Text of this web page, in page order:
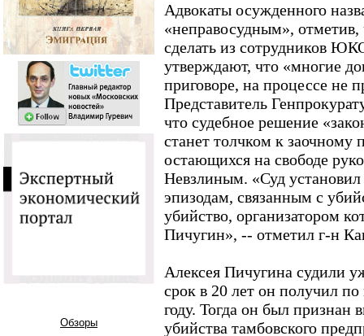
Обзоры
Адвокаты осужденного
«неправосудным», отметив,
сделать из сотрудников
утверждают, что «многие
приговоре, на процессе не
Представитель
что судебное решение
станет толчком к заочному
остающихся на свободе
Невзлиным. «Суд установил
эпизодам, связанным с
убийство, организатором
Пичугин», -- отметил г-н
Алексея Пичугина судили
срок в 20 лет он получил
году. Тогда он был признан
убийства тамбовского